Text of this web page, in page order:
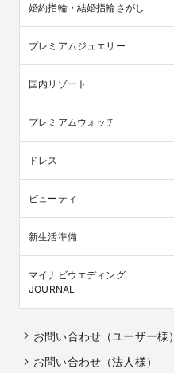
婚約指輪・結婚指輪さがし
プレミアムジュエリー
国内リゾート
プレミアムウォッチ
ドレス
ビューティ
新生活準備
マイナビウエディング
JOURNAL
お問い合わせ（ユーザー様）
お問い合わせ（法人様）